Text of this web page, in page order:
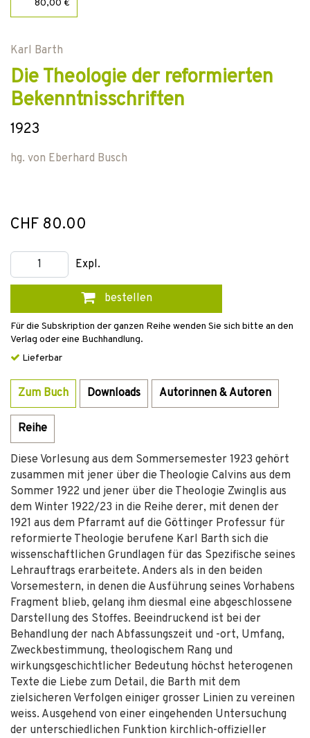
80,00 €
Karl Barth
Die Theologie der reformierten
Bekenntnisschriften
1923
hg. von Eberhard Busch
CHF 80.00
Expl.
bestellen
Für die Subskription der ganzen Reihe wenden Sie sich bitte an den
Verlag oder eine Buchhandlung.
Lieferbar
Zum Buch Downloads Autorinnen & Autoren
Reihe
Diese Vorlesung aus dem Sommersemester 1923 gehört
zusammen mit jener über die Theologie Calvins aus dem
Sommer 1922 und jener über die Theologie Zwinglis aus
dem Winter 1922/23 in die Reihe derer, mit denen der
1921 aus dem Pfarramt auf die Göttinger Professur für
reformierte Theologie berufene Karl Barth sich die
wissenschaftlichen Grundlagen für das Spezifische seines
Lehrauftrags erarbeitete. Anders als in den beiden
Vorsemestern, in denen die Ausführung seines Vorhabens
Fragment blieb, gelang ihm diesmal eine abgeschlossene
Darstellung des Stoffes. Beeindruckend ist bei der
Behandlung der nach Abfassungszeit und -ort, Umfang,
Zweckbestimmung, theologischem Rang und
wirkungsgeschichtlicher Bedeutung höchst heterogenen
Texte die Liebe zum Detail, die Barth mit dem
zielsicheren Verfolgen einiger grosser Linien zu vereinen
weiss. Ausgehend von einer eingehenden Untersuchung
der unterschiedlichen Funktion kirchlich-offizieller